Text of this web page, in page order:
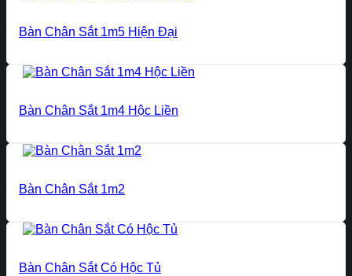
Bàn Chân Sắt 1m5 Hiện Đại
Bàn Chân Sắt 1m4 Hộc Liền
Bàn Chân Sắt 1m2
Bàn Chân Sắt Có Hộc Tủ